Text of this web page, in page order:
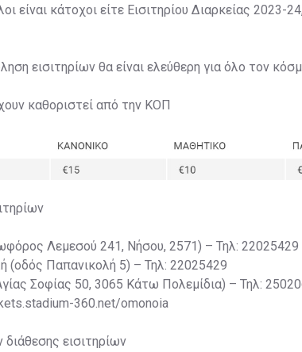
είναι κάτοχοι είτε Εισιτηρίου Διαρκείας 2023-
εισιτηρίων θα είναι ελεύθερη για όλο τον
καθοριστεί από την ΚΟΠ
Λεμεσού 241, Νήσου, 2571) – Τηλ: 22025429
(οδός Παπανικολή 5) – Τηλ: 22025429
Σοφίας 50, 3065 Κάτω Πολεμίδια) – Τηλ:
360.net/omonoia
εισιτηρίων